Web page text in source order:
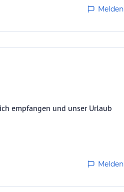
Melden
empfangen und unser Urlaub
Melden